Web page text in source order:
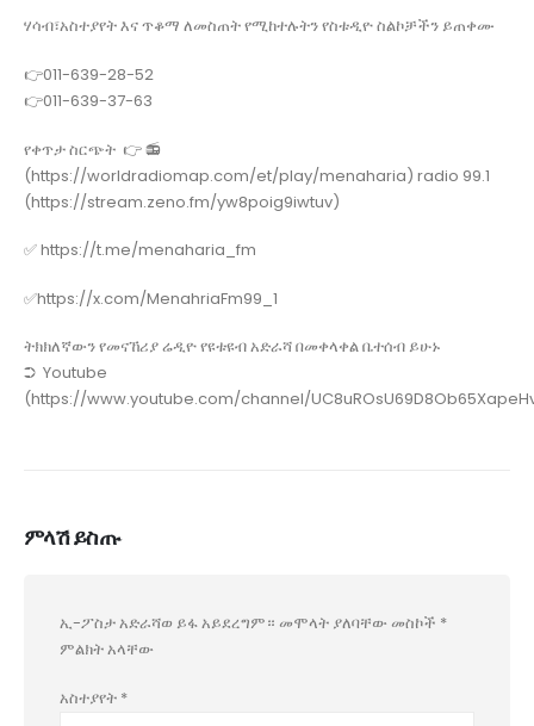
ሃሳብ፣አስተያየት እና ጥቆማ ለመስጠት የሚከተሉትን የስቱዲዮ ስልኮቻችን ይጠቀሙ
👉011-639-28-52
👉011-639-37-63
የቀጥታ ስርጭት 👉 📻
(https://worldradiomap.com/et/play/menaharia) radio 99.1
(https://stream.zeno.fm/yw8poig9iwtuv)
✅ https://t.me/menaharia_fm
✅https://x.com/MenahriaFm99_1
ትክክለኛውን የመናኸሪያ ሬዲዮ የዩቱዩብ አድራሻ በመቀላቀል ቤተሰብ ይሁኑ
➲ Youtube
(https://www.youtube.com/channel/
ምላሽ ይስጡ
ኢ-ፖስታ አድራሻወ ይፋ አይደረግም። መሞላት ያለባቸው መስኮች *
ምልክት አላቸው
አስተያየት *